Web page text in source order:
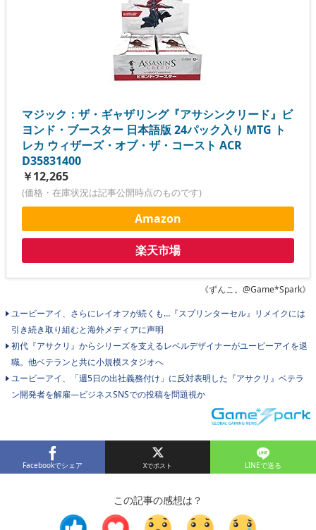
マジック：ザ・ギャザリング『アサシンクリード』ビ
ヨンド・ブースター 日本語版 24パック入り MTG ト
レカ ウィザーズ・オブ・ザ・コースト ACR
D35831400
￥12,265
(価格・在庫状況は記事公開時点のものです)
Amazon
楽天市場
《ずんこ。@Game*Spark》
ユービーアイ、さらにレイオフが続くも…『スプリンターセル』リメイクには
引き続き取り組むと海外メディアに声明
初代『アサクリ』からシリーズを支えるレベルデザイナーがユービーアイを退
職。他ベテランと共に小規模スタジオへ
ユービーアイ、「週5日の出社義務付け」に反対表明した『アサクリ』ベテラ
ン開発者を解雇―ビジネスSNSでの投稿を問題視か
Facebookでシェア LINEで送る
この記事の感想は？